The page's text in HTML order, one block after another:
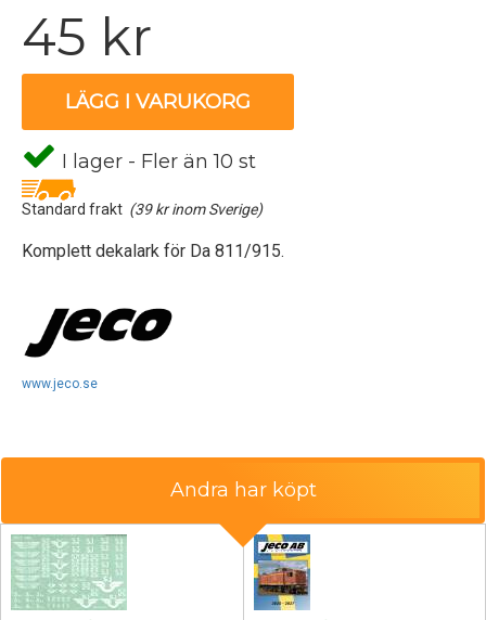
45 kr
LÄGG I VARUKORG
I lager - Fler än 10 st
Standard frakt (39 kr inom Sverige)
Komplett dekalark för Da 811/915.
www.jeco.se
Andra har köpt